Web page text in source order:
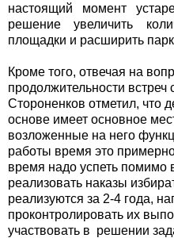
настоящий момент
решение увеличить
площадки и расширить
Кроме того, отвечая на
продолжительности встреч
Стороненков отметил, что
основе имеет основное
возложенные на него
работы время это
время надо успеть помимо
реализовать наказы
реализуются за 2-4 года,
проконтролировать их
участвовать в решении